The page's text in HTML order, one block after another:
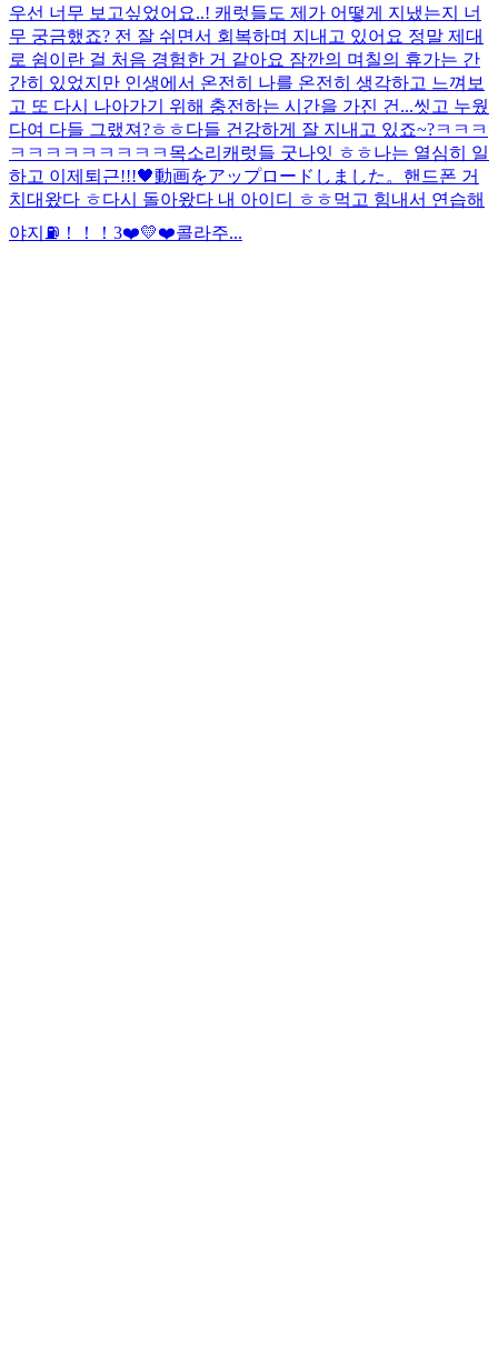
우선 너무 보고싶었어요..! 캐럿들도 제가 어떻게 지냈는지 너
무 궁금했죠? 전 잘 쉬면서 회복하며 지내고 있어요 정말 제대
로 쉼이란 걸 처음 경험한 거 같아요 잠깐의 며칠의 휴가는 간
간히 있었지만 인생에서 온전히 나를 온전히 생각하고 느껴보
고 또 다시 나아가기 위해 충전하는 시간을 가진 건...씻고 누웠
다여 다들 그랬져?ㅎㅎ다들 건강하게 잘 지내고 있죠~?ㅋㅋㅋ
ㅋㅋㅋㅋㅋㅋㅋㅋㅋ 목소리 캐럿들 굿나잇 ㅎㅎ나는 열심히 일
하고 이제퇴근!!!🖤動画をアップロードしました。 핸드폰 거
치대왔다 ㅎ다시 돌아왔다 내 아이디 ㅎㅎ먹고 힘내서 연습해
야지⛽️！！！ 3❤️💛❤️콜라주...